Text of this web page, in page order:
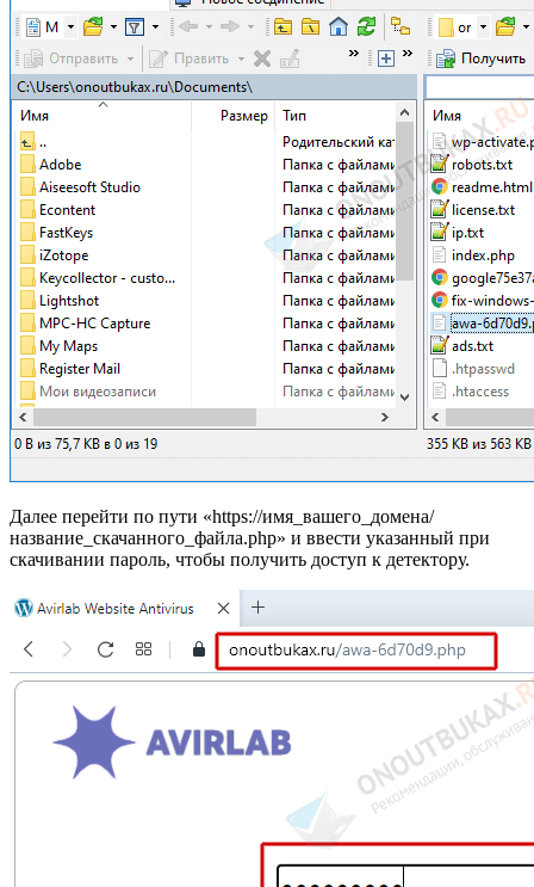
Далее перейти по пути «https://имя_вашего_домена/
название_скачанного_файла.php» и ввести указанный при
скачивании пароль, чтобы получить доступ к детектору.